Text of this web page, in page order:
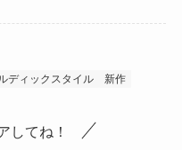
ディックスタイル 新作
してね！